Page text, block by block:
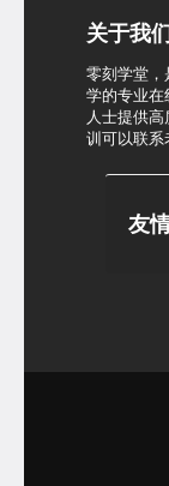
关于我们
零刻学堂，
学的专业在
人士提供
训可以联系
友